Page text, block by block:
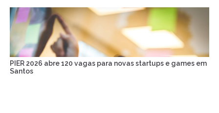
PIER 2026 abre 120 vagas para novas startups e games em
Santos